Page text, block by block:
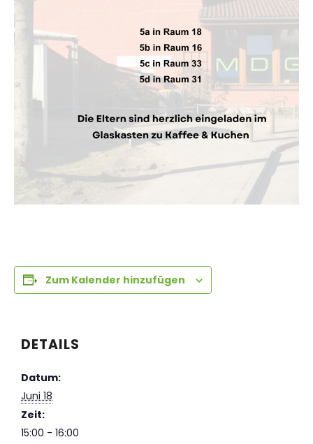
Zum Kalender hinzufügen
DETAILS
Datum:
Juni 18
Zeit:
15:00 - 16:00